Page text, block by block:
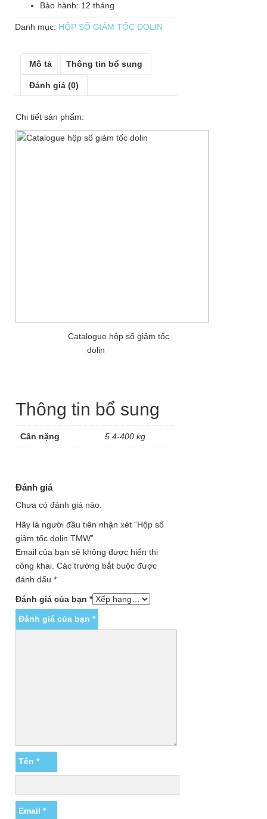
Bảo hành: 12 tháng
Danh mục: HỘP SỐ GIẢM TỐC DOLIN
Mô tả Thông tin bổ sung
Đánh giá (0)
Chi tiết sản phẩm:
Catalogue hộp số giảm tốc
dolin
Thông tin bổ sung
Cân nặng 5.4-400 kg
Đánh giá
Chưa có đánh giá nào.
Hãy là người đầu tiên nhận xét “Hộp số
giảm tốc dolin TMW”
Email của bạn sẽ không được hiển thị
công khai. Các trường bắt buộc được
đánh dấu *
Đánh giá của bạn *
Đánh giá của bạn *
Tên *
Email *